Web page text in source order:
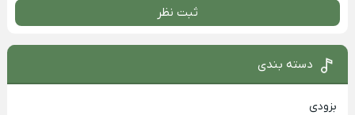
ثبت نظر
دسته بندی
بزودی